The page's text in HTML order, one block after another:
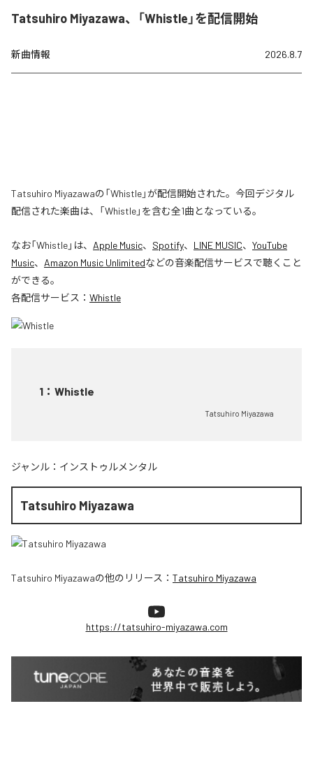
Tatsuhiro Miyazawa、「Whistle」を配信開始
新曲情報 2026.8.7
Tatsuhiro Miyazawaの「Whistle」が配信開始された。今回デジタル
配信された楽曲は、「Whistle」を含む全1曲となっている。
なお「Whistle」は、 Apple Music、 Spotify、 LINE MUSIC、 YouTube
Music、 Amazon Music Unlimitedなどの音楽配信サービスで聴くこと
ができる。
各配信サービス： Whistle
1 ： Whistle
Tatsuhiro Miyazawa
ジャンル： インストゥルメンタル
Tatsuhiro Miyazawa
Tatsuhiro Miyazawaの他のリリース： Tatsuhiro Miyazawa
https://tatsuhiro-miyazawa.com